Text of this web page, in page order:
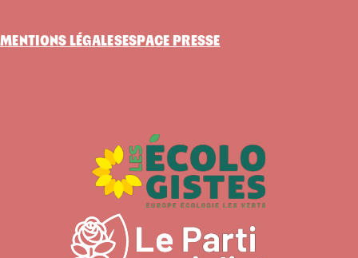
MENTIONS LÉGALESESPACE PRESSE